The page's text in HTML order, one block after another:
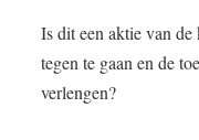
Is dit een aktie van
tegen te gaan en de
verlengen?